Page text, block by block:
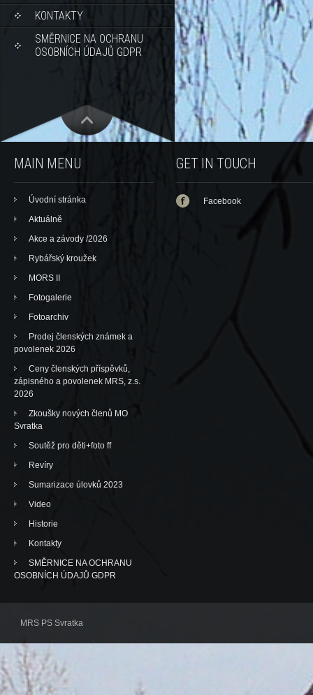
KONTAKTY
SMĚRNICE NA OCHRANU
OSOBNÍCH ÚDAJŮ GDPR
MAIN MENU
Úvodní stránka
Aktuálně
Akce a závody /2026
Rybářský kroužek
MORS II
Fotogalerie
Fotoarchiv
Prodej členských známek a
povolenek 2026
Ceny členských příspěvků,
zápisného a povolenek MRS, z.s.
2026
Zkoušky nových členů MO
Svratka
Soutěž pro děti+foto ff
Revíry
Sumarizace úlovků 2023
Video
Historie
Kontakty
SMĚRNICE NA OCHRANU
OSOBNÍCH ÚDAJŮ GDPR
GET IN TOUCH
Facebook
MRS PS Svratka